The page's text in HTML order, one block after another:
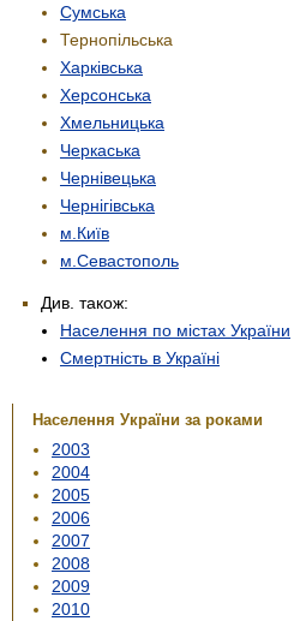
Сумська
Тернопільська
Харківська
Херсонська
Хмельницька
Черкаська
Чернівецька
Чернігівська
м.Київ
м.Севастополь
Див. також:
Населення по містах України
Смертність в Україні
Населення України за роками
2003
2004
2005
2006
2007
2008
2009
2010